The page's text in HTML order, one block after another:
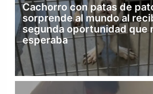
Cachorro con patas de
sorprende al mundo al
segunda oportunidad que
esperaba